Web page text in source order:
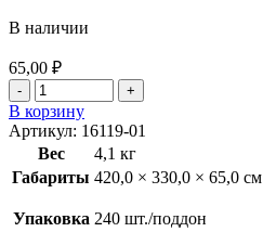
В наличии
65,00 ₽
В корзину
Артикул: 16119-01
Вес
4,1 кг
Габариты 420,0 × 330,0 × 65,0 см
Упаковка 240 шт./поддон